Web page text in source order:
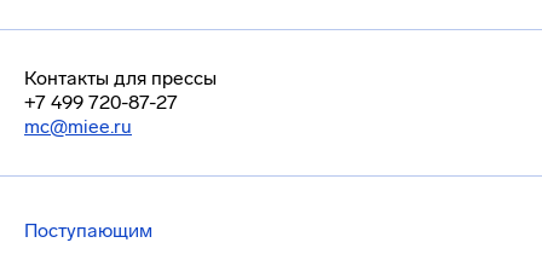
Контакты для прессы
+7 499 720-87-27
mc@miee.ru
Поступающим